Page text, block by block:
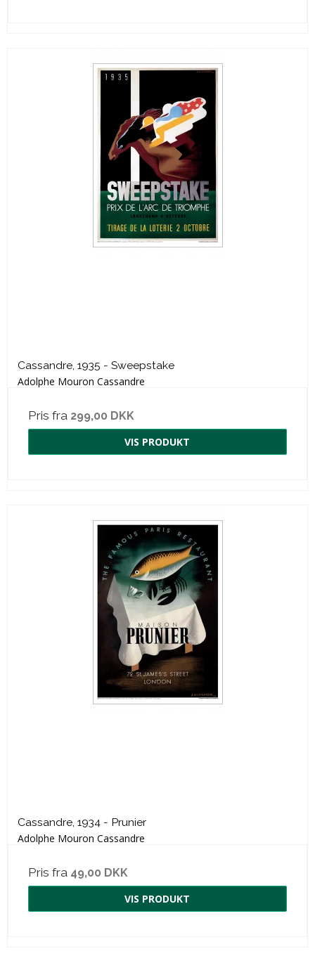
Cassandre, 1935 - Sweepstake
Adolphe Mouron Cassandre
Pris fra 299,00 DKK
VIS PRODUKT
Cassandre, 1934 - Prunier
Adolphe Mouron Cassandre
Pris fra 49,00 DKK
VIS PRODUKT